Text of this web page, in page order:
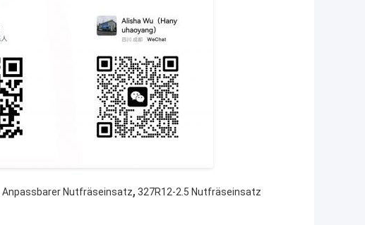
Anpassbarer Nutfräseinsatz, 327R12-2.5 Nutfräseinsatz